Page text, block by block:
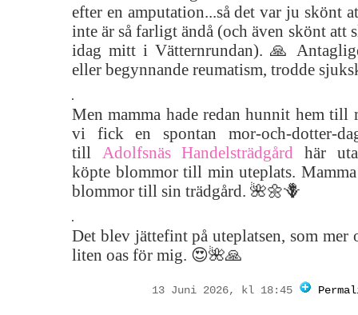
efter en amputation...så det var ju skönt
inte är så farligt ändå (och även skönt att
idag mitt i Vätternrundan). 🙏
eller begynnande reumatism, trodde
Men mamma hade redan hunnit hem till
vi fick en spontan mor-och-
till Adolfsnäs Handelsträdgård här
köpte blommor till min uteplats.
blommor till sin trädgård. 🌺🌼🪻
Det blev jättefint på uteplatsen, som mer
liten oas för mig. 😍🌺🙏
13 Juni 2026, kl 18:45